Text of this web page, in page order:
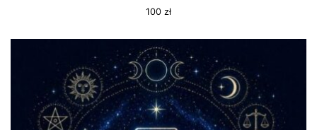
100 zł